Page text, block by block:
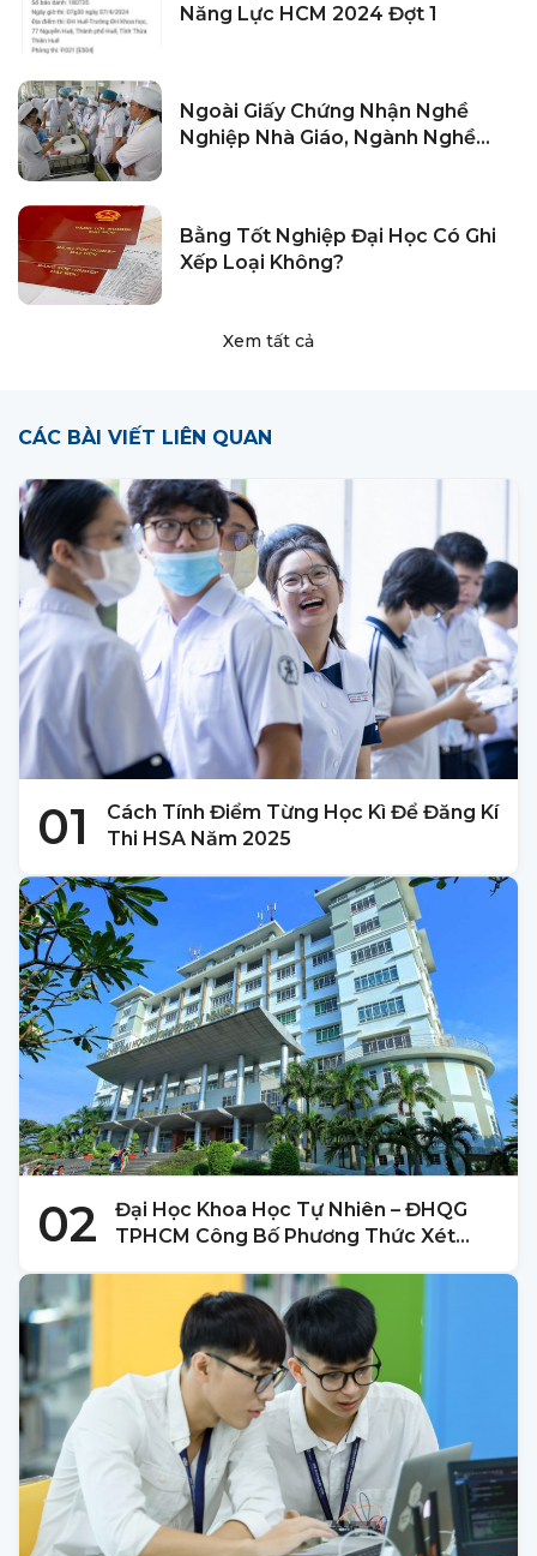
Năng Lực HCM 2024 Đợt 1
Ngoài Giấy Chứng Nhận Nghề
Nghiệp Nhà Giáo, Ngành Nghề
Bằng Tốt Nghiệp Đại Học Có Ghi
Xếp Loại Không?
Xem tất cả
CÁC BÀI VIẾT LIÊN QUAN
01
Cách Tính Điểm Từng Học Kì Để Đăng Kí
Thi HSA Năm 2025
02
Đại Học Khoa Học Tự Nhiên – ĐHQG
TPHCM Công Bố Phương Thức Xét